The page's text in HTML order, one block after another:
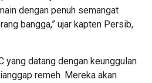
dengan penuh semangat
bangga,” ujar kapten Persib,
yang datang dengan keunggulan
remeh. Mereka akan